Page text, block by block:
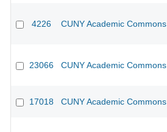
4226 CUNY Academic Commons
23066 CUNY Academic Commons
17018 CUNY Academic Commons